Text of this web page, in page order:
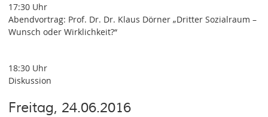
17:30 Uhr
Abendvortrag: Prof. Dr. Dr. Klaus Dörner „Dritter Sozialraum –
Wunsch oder Wirklichkeit?“
18:30 Uhr
Diskussion
Freitag, 24.06.2016